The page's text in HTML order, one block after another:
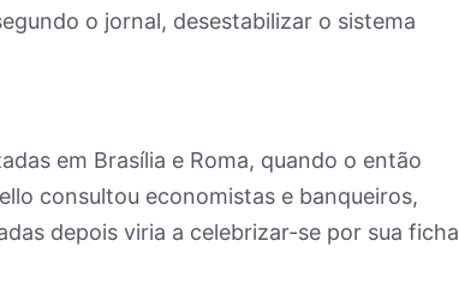
o jornal, desestabilizar o sistema
em Brasília e Roma, quando o então
consultou economistas e banqueiros,
depois viria a celebrizar-se por sua ficha